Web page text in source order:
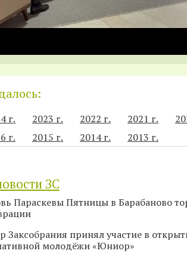
г. 2023 г. 2022 г. 2021 г.
г. 2015 г. 2014 г. 2013 г.
ЗС
Параскевы Пятницы в Барабаново
Заксобрания принял участие в
молодёжи «Юниор»